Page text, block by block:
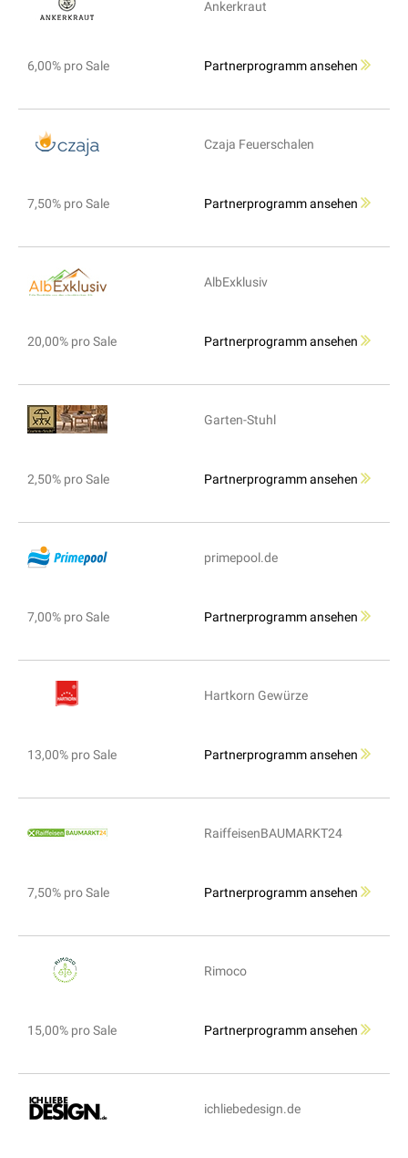
Ankerkraut
6,00% pro Sale Partnerprogramm ansehen
Czaja Feuerschalen
7,50% pro Sale Partnerprogramm ansehen
AlbExklusiv
20,00% pro Sale Partnerprogramm ansehen
Garten-Stuhl
2,50% pro Sale Partnerprogramm ansehen
primepool.de
7,00% pro Sale Partnerprogramm ansehen
Hartkorn Gewürze
13,00% pro Sale Partnerprogramm ansehen
RaiffeisenBAUMARKT24
7,50% pro Sale Partnerprogramm ansehen
Rimoco
15,00% pro Sale Partnerprogramm ansehen
ichliebedesign.de